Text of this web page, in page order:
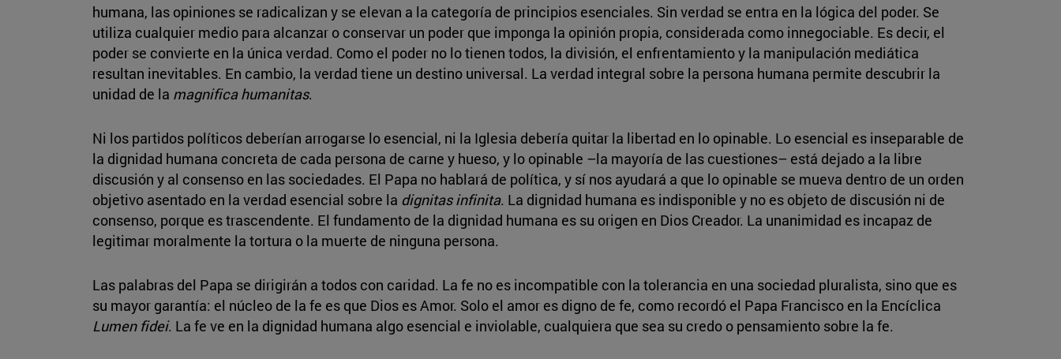
humana, las opiniones se radicalizan y se elevan a la categoría de principios esenciales. Sin verdad se entra en la lógica del poder. Se
utiliza cualquier medio para alcanzar o conservar un poder que imponga la opinión propia, considerada como innegociable. Es decir, el
poder se convierte en la única verdad. Como el poder no lo tienen todos, la división, el enfrentamiento y la manipulación mediática
resultan inevitables. En cambio, la verdad tiene un destino universal. La verdad integral sobre la persona humana permite descubrir la
unidad de la magnifica humanitas.
Ni los partidos políticos deberían arrogarse lo esencial, ni la Iglesia debería quitar la libertad en lo opinable. Lo esencial es inseparable de
la dignidad humana concreta de cada persona de carne y hueso, y lo opinable –la mayoría de las cuestiones– está dejado a la libre
discusión y al consenso en las sociedades. El Papa no hablará de política, y sí nos ayudará a que lo opinable se mueva dentro de un orden
objetivo asentado en la verdad esencial sobre la dignitas infinita. La dignidad humana es indisponible y no es objeto de discusión ni de
consenso, porque es trascendente. El fundamento de la dignidad humana es su origen en Dios Creador. La unanimidad es incapaz de
legitimar moralmente la tortura o la muerte de ninguna persona.
Las palabras del Papa se dirigirán a todos con caridad. La fe no es incompatible con la tolerancia en una sociedad pluralista, sino que es
su mayor garantía: el núcleo de la fe es que Dios es Amor. Solo el amor es digno de fe, como recordó el Papa Francisco en la Encíclica
Lumen fidei. La fe ve en la dignidad humana algo esencial e inviolable, cualquiera que sea su credo o pensamiento sobre la fe.